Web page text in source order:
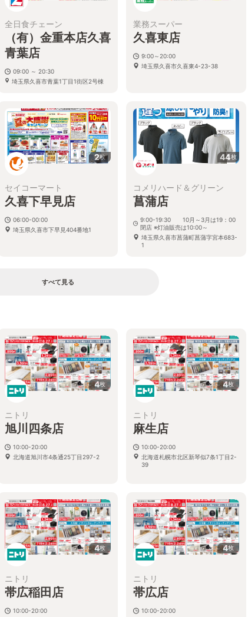
全日食チェーン
（有）金重本店久喜
青葉店
09:00 ～ 20:30
埼玉県久喜市青葉1丁目1街区2号棟
業務スーパー
久喜東店
9:00～20:00
埼玉県久喜市久喜東4-23-38
2枚
セイコーマート
久喜下早見店
06:00-00:00
埼玉県久喜市下早見404番地1
44枚
コメリハード＆グリーン
菖蒲店
9:00-19:30 10月～3月は19：00
閉店 ※灯油販売は10:00～
埼玉県久喜市菖蒲町菖蒲字宮本683-
1
すべて見る
4枚
ニトリ
旭川四条店
10:00-20:00
北海道旭川市4条通25丁目297-2
4枚
ニトリ
麻生店
10:00-20:00
北海道札幌市北区新琴似7条1丁目2-
39
4枚
ニトリ
帯広稲田店
10:00-20:00
4枚
ニトリ
帯広店
10:00-20:00